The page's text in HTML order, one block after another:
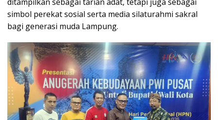
simbol perekat sosial serta media silaturahmi sakral
bagi generasi muda Lampung.